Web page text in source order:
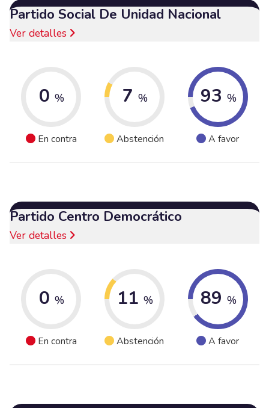
Partido Social De Unidad Nacional
Ver detalles
0 %
En contra
7 %
Abstención
93 %
A favor
Partido Centro Democrático
Ver detalles
0 %
En contra
11 %
Abstención
89 %
A favor